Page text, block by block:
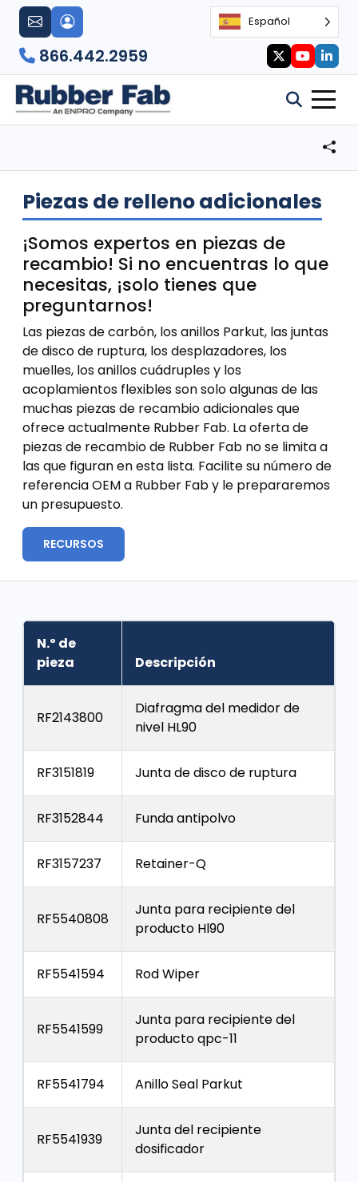
Español
866.442.2959
Piezas de relleno adicionales
¡Somos expertos en piezas de
recambio! Si no encuentras lo que
necesitas, ¡solo tienes que
preguntarnos!
Las piezas de carbón, los anillos Parkut, las juntas
de disco de ruptura, los desplazadores, los
muelles, los anillos cuádruples y los
acoplamientos flexibles son solo algunas de las
muchas piezas de recambio adicionales que
ofrece actualmente Rubber Fab. La oferta de
piezas de recambio de Rubber Fab no se limita a
las que figuran en esta lista. Facilite su número de
referencia OEM a Rubber Fab y le prepararemos
un presupuesto.
RECURSOS
N.º de
pieza
Descripción
RF2143800
Diafragma del medidor de
nivel HL90
RF3151819 Junta de disco de ruptura
RF3152844 Funda antipolvo
RF3157237 Retainer-Q
RF5540808
Junta para recipiente del
producto Hl90
RF5541594 Rod Wiper
RF5541599
Junta para recipiente del
producto qpc-11
RF5541794 Anillo Seal Parkut
RF5541939
Junta del recipiente
dosificador